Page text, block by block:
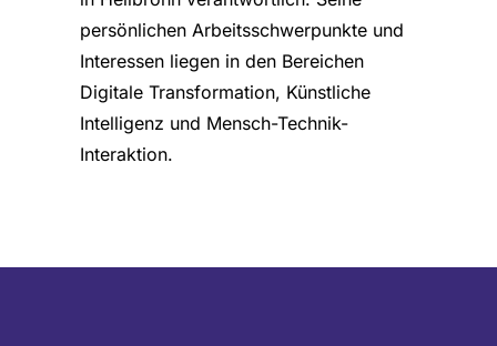
persönlichen Arbeitsschwerpunkte und
Interessen liegen in den Bereichen
Digitale Transformation, Künstliche
Intelligenz und Mensch-Technik-
Interaktion.